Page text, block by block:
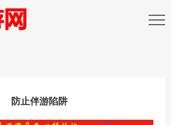
防止伴游陷阱